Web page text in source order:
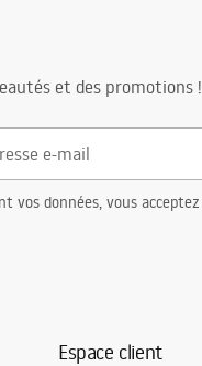
et des promotions !
vos données, vous
Espace client